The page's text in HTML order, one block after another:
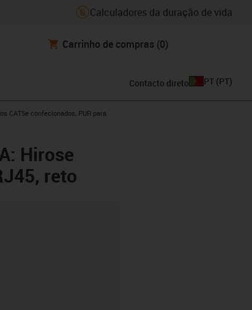
Calculadores da duração de vida
Carrinho de compras (0)
Contacto direto PT (PT)
arrow-right
CAT5e confecionados, PUR para
Hirose
reto